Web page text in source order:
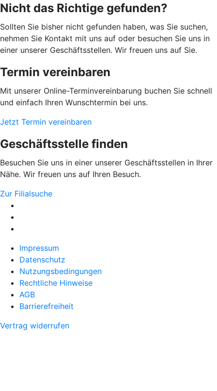
Nicht das Richtige gefunden?
Sollten Sie bisher nicht gefunden haben, was Sie suchen,
nehmen Sie Kontakt mit uns auf oder besuchen Sie uns in
einer unserer Geschäftsstellen. Wir freuen uns auf Sie.
Termin vereinbaren
Mit unserer Online-Terminvereinbarung buchen Sie schnell
und einfach Ihren Wunschtermin bei uns.
Jetzt Termin vereinbaren
Geschäftsstelle finden
Besuchen Sie uns in einer unserer Geschäftsstellen in Ihrer
Nähe. Wir freuen uns auf Ihren Besuch.
Zur Filialsuche
Impressum
Datenschutz
Nutzungsbedingungen
Rechtliche Hinweise
AGB
Barrierefreiheit
Vertrag widerrufen